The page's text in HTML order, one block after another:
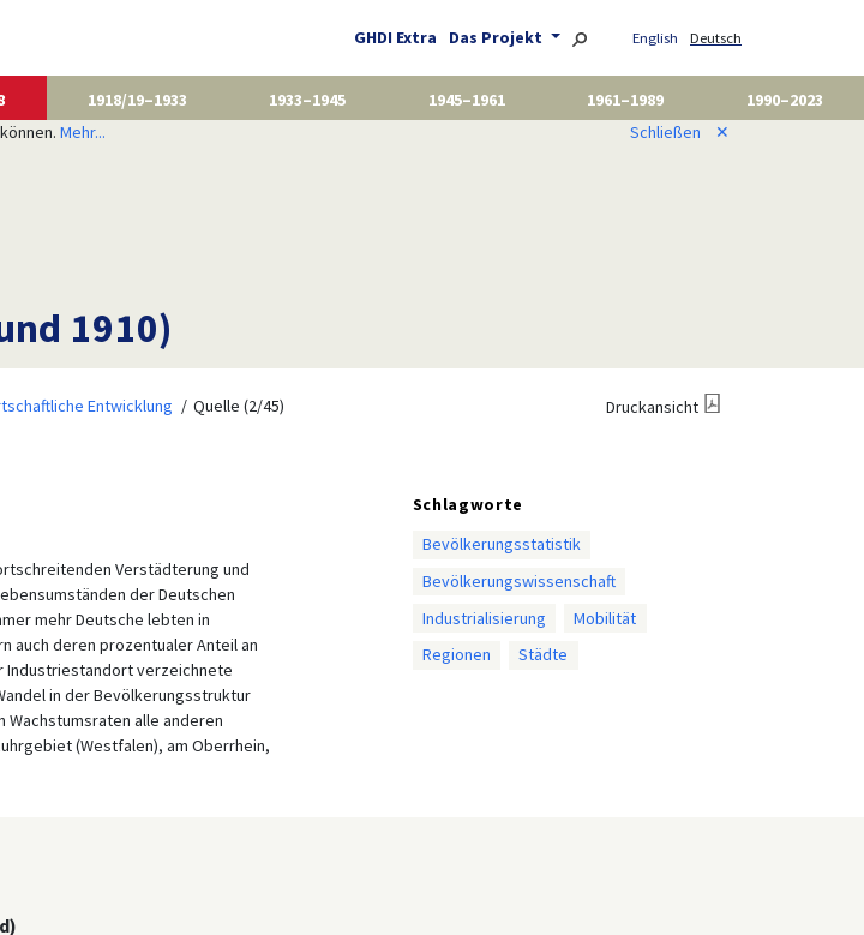
GHDI Extra Das Projekt English Deutsch
1918/19–1933 1933–1945 1945–1961 1961–1989
1990–2023
Mehr... Schließen ✕
1910)
Entwicklung Quelle (2/45) Druckansicht
Verstädterung und
der Deutschen
mehr Deutsche lebten in
auch deren prozentualer Anteil an
Industriestandort verzeichnete
in der Bevölkerungsstruktur
Wachstumsraten alle anderen
(Westfalen), am Oberrhein,
Schlagworte
Bevölkerungsstatistik
Bevölkerungswissenschaft
Industrialisierung
Mobilität
Regionen
Städte